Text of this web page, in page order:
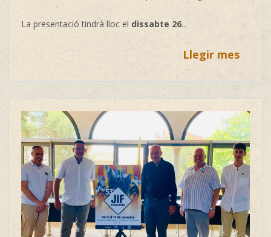
La presentació tindrà lloc el dissabte 26...
Llegir mes